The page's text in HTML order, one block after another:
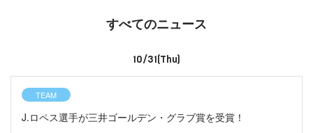
すべてのニュース
10/31(Thu)
TEAM
J.ロペス選手が三井ゴールデン・グラブ賞を受賞！